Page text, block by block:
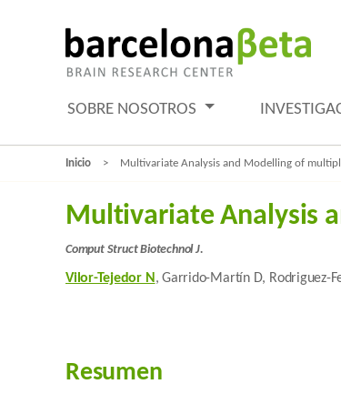
SOBRE NOSOTROS
Inicio Multivariate Analysis and Modelling of
Multivariate Analysis
Comput Struct Biotechnol J.
Vilor-Tejedor N , Garrido-Martín D, Rodriguez-
Resumen